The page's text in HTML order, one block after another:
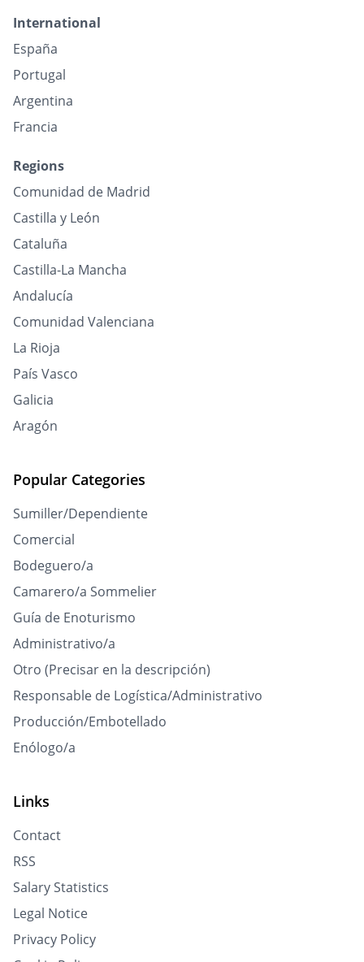
International
España
Portugal
Argentina
Francia
Regions
Comunidad de Madrid
Castilla y León
Cataluña
Castilla-La Mancha
Andalucía
Comunidad Valenciana
La Rioja
País Vasco
Galicia
Aragón
Popular Categories
Sumiller/Dependiente
Comercial
Bodeguero/a
Camarero/a Sommelier
Guía de Enoturismo
Administrativo/a
Otro (Precisar en la descripción)
Responsable de Logística/Administrativo
Producción/Embotellado
Enólogo/a
Links
Contact
RSS
Salary Statistics
Legal Notice
Privacy Policy